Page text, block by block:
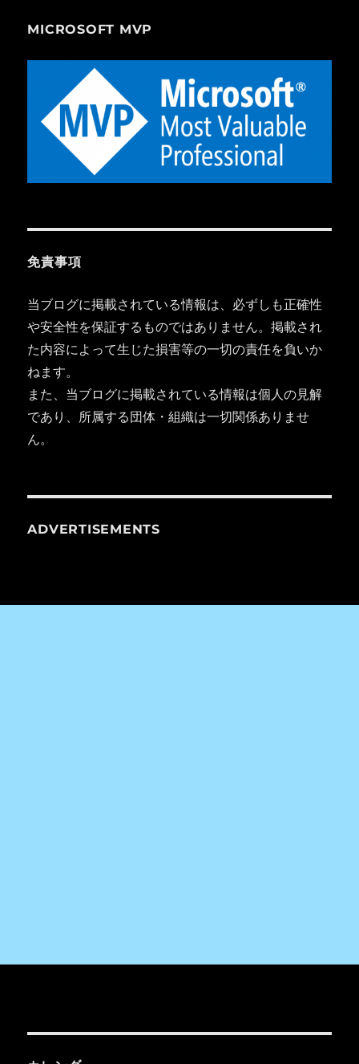
MICROSOFT MVP
免責事項
当ブログに掲載されている情報は、必ずしも正確性
や安全性を保証するものではありません。掲載され
た内容によって生じた損害等の一切の責任を負いか
ねます。
また、当ブログに掲載されている情報は個人の見解
であり、所属する団体・組織は一切関係ありませ
ん。
ADVERTISEMENTS